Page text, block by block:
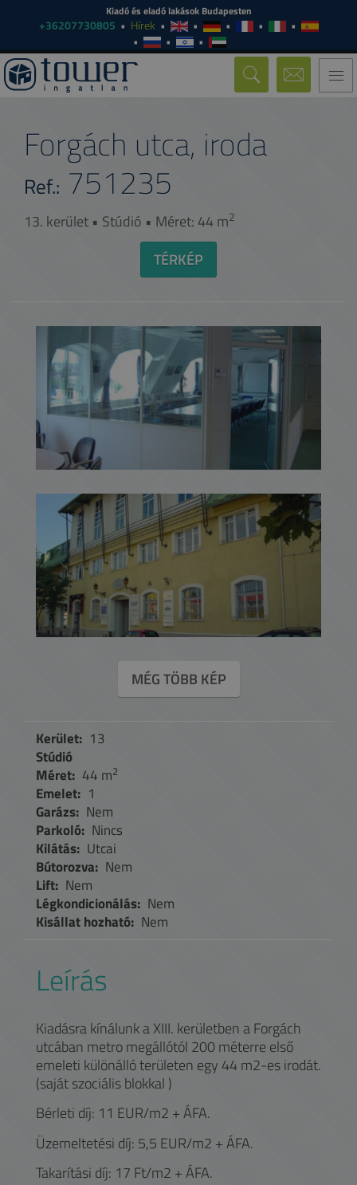
Kiadó és eladó lakások Budapesten
+36207730805 Hírek
Forgách utca, iroda
Ref.: 751235
13. kerület • Stúdió • Méret: 44 m2
TÉRKÉP
MÉG TÖBB KÉP
Kerület: 13
Stúdió
Méret: 44 m2
Emelet: 1
Garázs: Nem
Parkoló: Nincs
Kilátás: Utcai
Bútorozva: Nem
Lift: Nem
Légkondicionálás: Nem
Kisállat hozható: Nem
Leírás
Kiadásra kínálunk a XIII. kerületben a Forgách
utcában metro megállótól 200 méterre első
emeleti különálló területen egy 44 m2-es irodát.
(saját szociális blokkal )
Bérleti díj: 11 EUR/m2 + ÁFA.
Üzemeltetési díj: 5,5 EUR/m2 + ÁFA.
Takarítási díj: 17 Ft/m2 + ÁFA.